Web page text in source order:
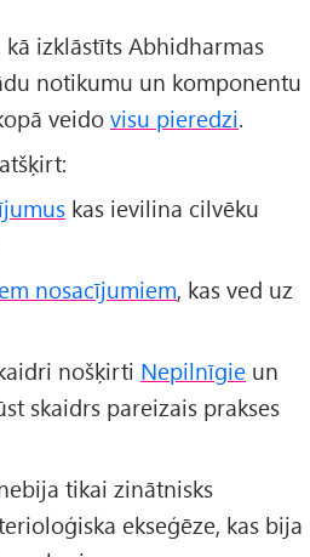
kā izklāstīts Abhidharmas
notikumu un komponentu
veido visu pieredzi.
kas ievilina cilvēku
nosacījumiem, kas ved uz
nošķirti Nepilnīgie un
skaidrs pareizais prakses
tikai zinātnisks
ekseģēze, kas bija